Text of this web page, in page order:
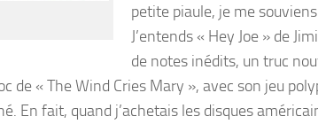
petite piaule, je me
J’entends « Hey Joe » de
de notes inédits, un truc
de « The Wind Cries Mary », avec son jeu
En fait, quand j’achetais les disques